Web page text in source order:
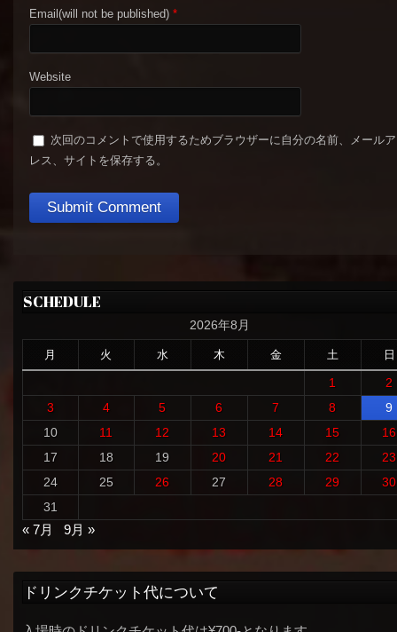
Email(will not be published) *
Website
次回のコメントで使用するためブラウザーに自分の名前、メール
レス、サイトを保存する。
SCHEDULE
2026年8月
月 火 水 木 金 土 日
1
2
3
4 5 6 7 8
9
10
11 12 13 14 15
16
17
18 19 20 21 22
23
24
25 26 27 28 29
30
31
« 7月
9月 »
ドリンクチケット代について